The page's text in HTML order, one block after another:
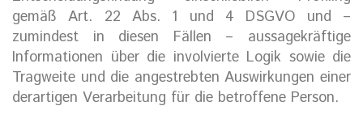
gemäß Art. 22 Abs. 1 und 4 DSGVO und –
zumindest in diesen Fällen – aussagekräftige
Informationen über die involvierte Logik sowie die
Tragweite und die angestrebten Auswirkungen einer
derartigen Verarbeitung für die betroffene Person.